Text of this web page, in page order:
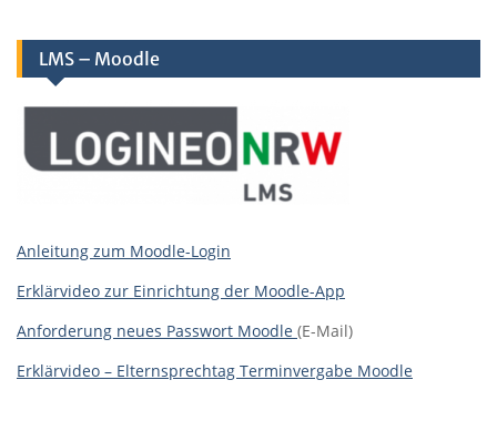
LMS – Moodle
Anleitung zum Moodle-Login
Erklärvideo zur Einrichtung der Moodle-App
Anforderung neues Passwort Moodle (E-Mail)
Erklärvideo – Elternsprechtag Terminvergabe Moodle